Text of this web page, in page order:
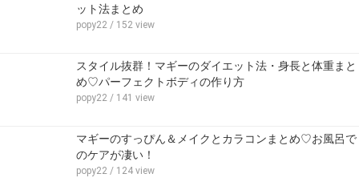
ット法まとめ
popy22 / 152 view
スタイル抜群！マギーのダイエット法・身長と体重まと
め♡パーフェクトボディの作り方
popy22 / 141 view
マギーのすっぴん＆メイクとカラコンまとめ♡お風呂で
のケアが凄い！
popy22 / 124 view